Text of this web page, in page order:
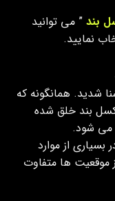
بند ” می توانید
نمایید.
شدید. همانگونه که
بند خلق شده
می شود.
بسیاری از موارد
موقعیت ها متفاوت